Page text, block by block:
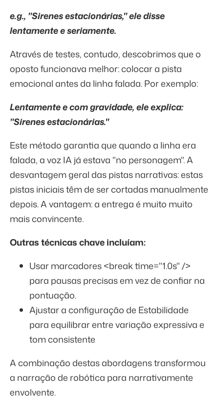
e.g., "Sirenes estacionárias," ele disse
lentamente e seriamente.
Através de testes, contudo, descobrimos que o
oposto funcionava melhor: colocar a pista
emocional antes da linha falada. Por exemplo:
Lentamente e com gravidade, ele explica:
"Sirenes estacionárias."
Este método garantia que quando a linha era
falada, a voz IA já estava "no personagem". A
desvantagem geral das pistas narrativas: estas
pistas iniciais têm de ser cortadas manualmente
depois. A vantagem: a entrega é muito muito
mais convincente.
Outras técnicas chave incluíam:
Usar marcadores <break time="1.0s" />
para pausas precisas em vez de confiar na
pontuação.
Ajustar a configuração de Estabilidade
para equilibrar entre variação expressiva e
tom consistente
A combinação destas abordagens transformou
a narração de robótica para narrativamente
envolvente.